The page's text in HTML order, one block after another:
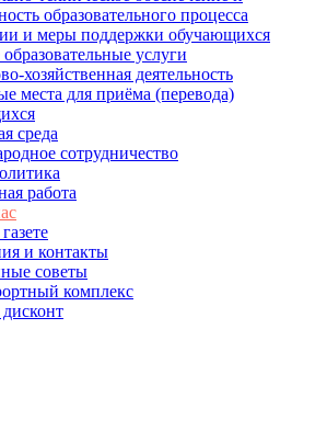
образовательного процесса
и меры поддержки обучающихся
услуги
хозяйственная деятельность
места для приёма (перевода)
среда
сотрудничество
работа
и контакты
советы
комплекс